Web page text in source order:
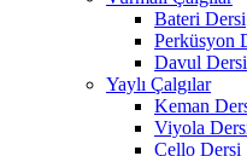
Bateri Dersi
Perküsyon
Davul Dersi
Yaylı Çalgılar
Keman
Viyola
Çello Dersi